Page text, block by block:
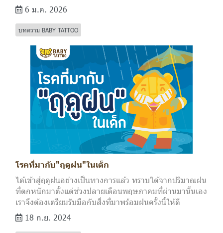
6 ม.ค. 2026
บทความ BABY TATTOO
โรคที่มากับ"ฤดูฝน"ในเด็ก
ได้เข้าสู่ฤดูฝนอย่างเป็นทางการแล้ว ทราบได้จากปริมาณฝน
ที่ตกหนักมาตั้งแต่ช่วงปลายเดือนพฤษภาคมที่ผ่านมานั้นเอง
เราจึงต้องเตรียมรับมือกับสิ่งที่มาพร้อมฝนครั้งนี้ให้ดี
18 ก.ย. 2024